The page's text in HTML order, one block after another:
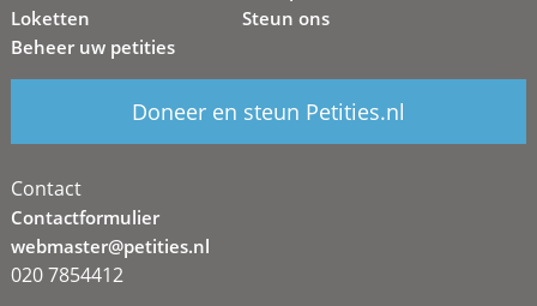
Loketten
Beheer uw petities
Steun ons
Doneer en steun Petities.nl
Contact
Contactformulier
webmaster@petities.nl
020 7854412